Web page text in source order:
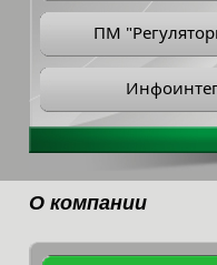
ПМ
О компании